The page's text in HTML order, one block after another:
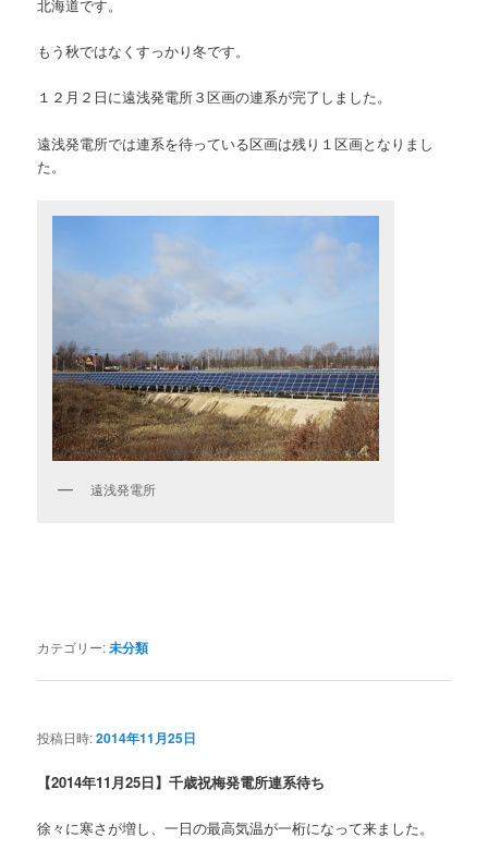
北海道です。
もう秋ではなくすっかり冬です。
１２月２日に遠浅発電所３区画の連系が完了しました。
遠浅発電所では連系を待っている区画は残り１区画となりまし
た。
遠浅発電所
カテゴリー:未分類
投稿日時:2014年11月25日
【2014年11月25日】千歳祝梅発電所連系待ち
徐々に寒さが増し、一日の最高気温が一桁になって来ました。